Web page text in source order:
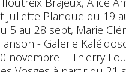
Juliette Planque du 19
5 au 28 sept, Marie
- Galerie
novembre - Thierry